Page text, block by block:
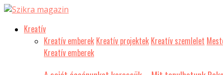
Kreatív
Kreatív emberek Kreatív projektek Kreatív szemlelet
Kreatív emberek